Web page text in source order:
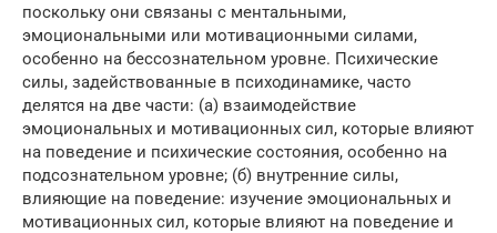
поскольку они связаны с ментальными,
эмоциональными или мотивационными силами,
особенно на бессознательном уровне. Психические
силы, задействованные в психодинамике, часто
делятся на две части: (а) взаимодействие
эмоциональных и мотивационных сил, которые влияют
на поведение и психические состояния, особенно на
подсознательном уровне; (б) внутренние силы,
влияющие на поведение: изучение эмоциональных и
мотивационных сил, которые влияют на поведение и